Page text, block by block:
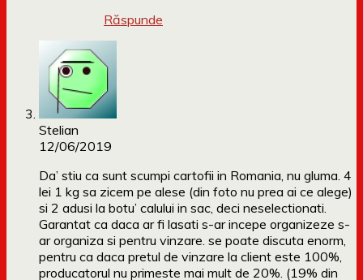
Răspunde
Stelian
12/06/2019
Da’ stiu ca sunt scumpi cartofii in Romania, nu gluma. 4
lei 1 kg sa zicem pe alese (din foto nu prea ai ce alege)
si 2 adusi la botu’ calului in sac, deci neselectionati.
Garantat ca daca ar fi lasati s-ar incepe organizeze s-
ar organiza si pentru vinzare. se poate discuta enorm,
pentru ca daca pretul de vinzare la client este 100%,
producatorul nu primeste mai mult de 20%. (19% din